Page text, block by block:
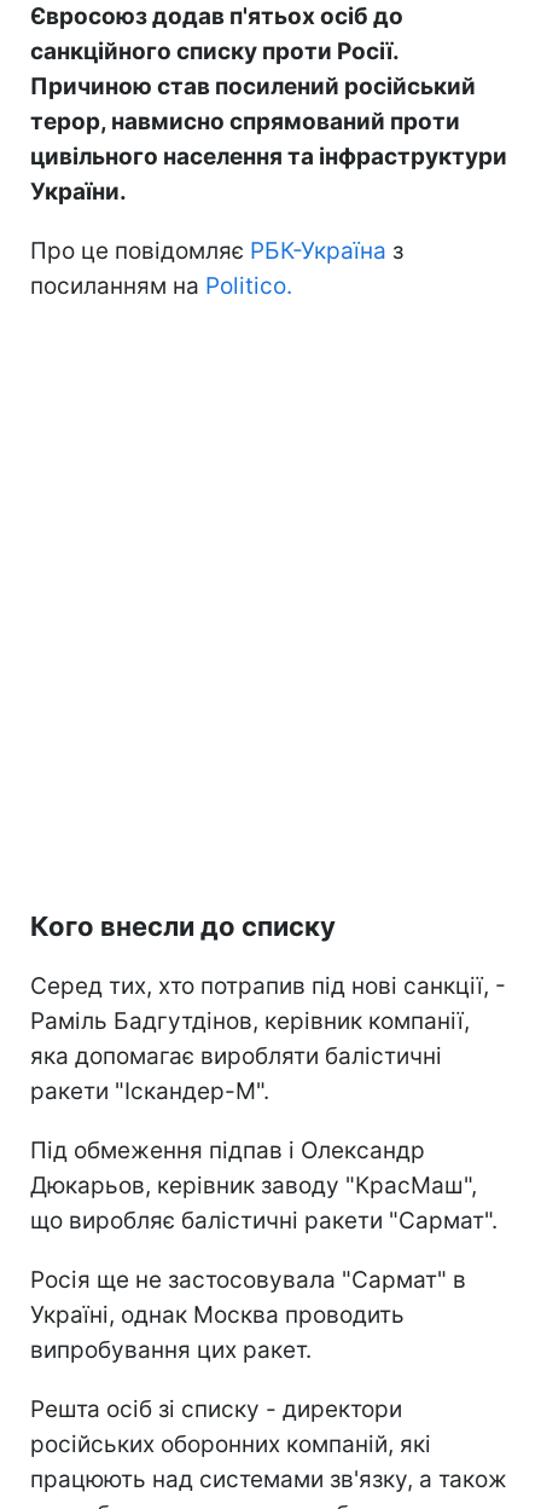
Євросоюз додав п'ятьох осіб до
санкційного списку проти Росії.
Причиною став посилений російський
терор, навмисно спрямований проти
цивільного населення та інфраструктури
України.
Про це повідомляє РБК-Україна з
посиланням на Politico.
Кого внесли до списку
Серед тих, хто потрапив під нові санкції, -
Раміль Бадгутдінов, керівник компанії,
яка допомагає виробляти балістичні
ракети "Іскандер-М".
Під обмеження підпав і Олександр
Дюкарьов, керівник заводу "КрасМаш",
що виробляє балістичні ракети "Сармат".
Росія ще не застосовувала "Сармат" в
Україні, однак Москва проводить
випробування цих ракет.
Решта осіб зі списку - директори
російських оборонних компаній, які
працюють над системами зв'язку, а також